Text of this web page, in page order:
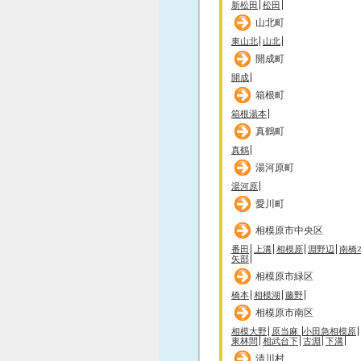
新松田 松田
山北町
東山北 山北
開成町
開成
箱根町
箱根湯本
真鶴町
真鶴
湯河原町
湯河原
愛川町
相模原市中央区
番田 上溝 相模原 淵野辺 南橋
矢部
相模原市緑区
橋本 相模湖 藤野
相模原市南区
相模大野 原当麻 小田急相模原
東林間 相武台下 古淵 下溝
清川村